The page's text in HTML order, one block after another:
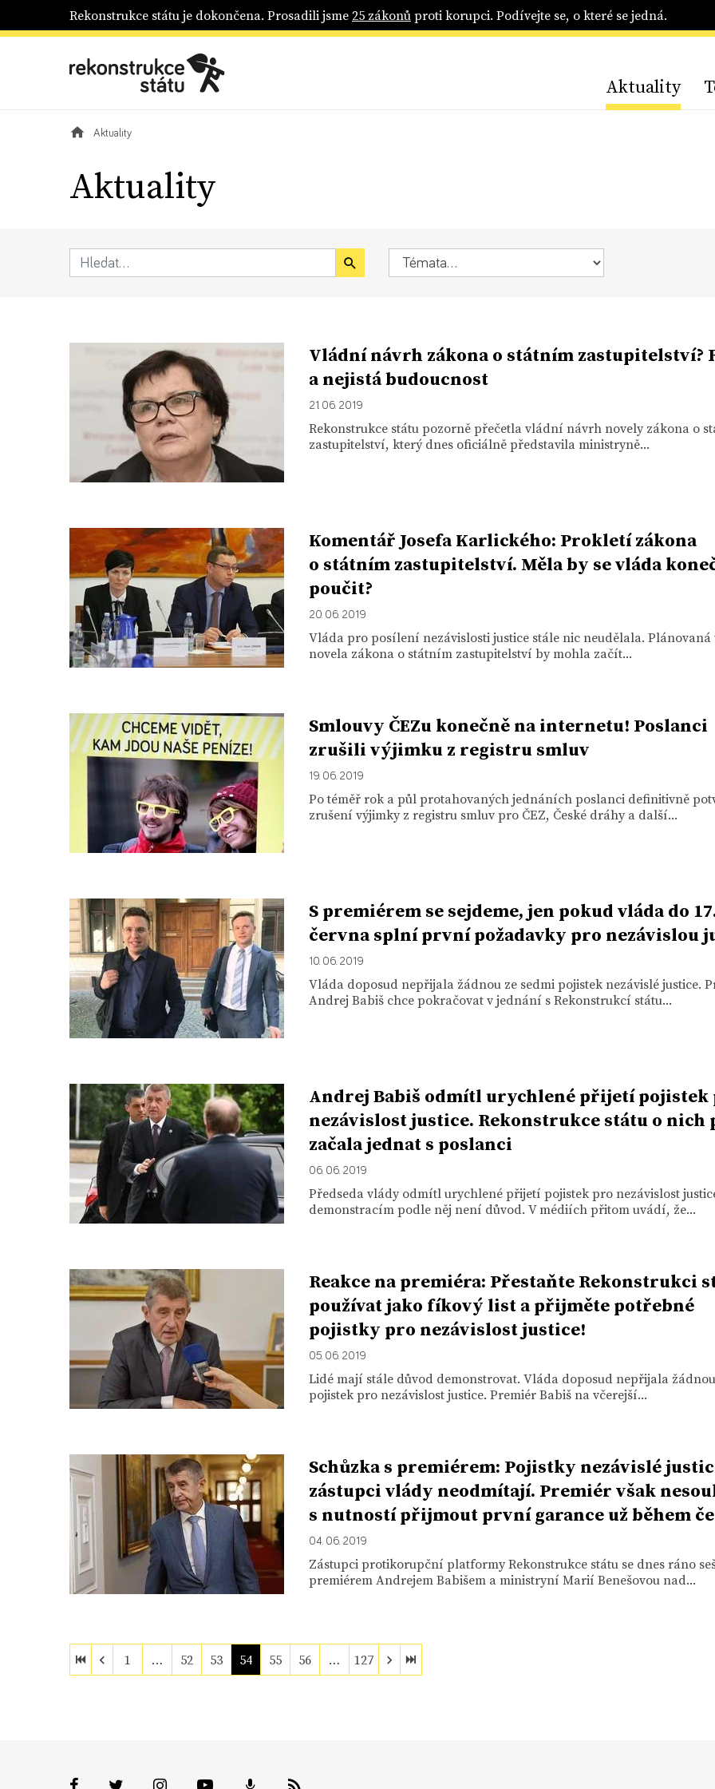
Rekonstrukce státu je dokončena. Prosadili jsme25 zákonůproti korupci. Podívejte se, o které se jedná.
Aktuality
Aktuality
Aktuality
Vládní návrh zákona o státním zastupitelství?
a nejistá budoucnost
21. 06. 2019
Rekonstrukce státu pozorně přečetla vládní návrh novely zákona o
zastupitelství, který dnes oficiálně představila ministryně...
Komentář Josefa Karlického: Prokletí zákona
o státním zastupitelství. Měla by se vláda
poučit?
20. 06. 2019
Vláda pro posílení nezávislosti justice stále nic neudělala.
novela zákona o státním zastupitelství by mohla začít...
Smlouvy ČEZu konečně na internetu! Poslanci
zrušili výjimku z registru smluv
19. 06. 2019
Po téměř rok a půl protahovaných jednáních poslanci definitivně
zrušení výjimky z registru smluv pro ČEZ, České dráhy a další...
S premiérem se sejdeme, jen pokud vláda do
června splní první požadavky pro nezávislou
10. 06. 2019
Vláda doposud nepřijala žádnou ze sedmi pojistek nezávislé justice.
Andrej Babiš chce pokračovat v jednání s Rekonstrukcí státu...
Andrej Babiš odmítl urychlené přijetí pojistek
nezávislost justice. Rekonstrukce státu o nich
začala jednat s poslanci
06. 06. 2019
Předseda vlády odmítl urychlené přijetí pojistek pro nezávislost
demonstracím podle něj není důvod. V médiích přitom uvádí, že...
Reakce na premiéra: Přestaňte Rekonstrukci
používat jako fíkový list a přijměte potřebné
pojistky pro nezávislost justice!
05. 06. 2019
Lidé mají stále důvod demonstrovat. Vláda doposud nepřijala
pojistek pro nezávislost justice. Premiér Babiš na včerejší...
Schůzka s premiérem: Pojistky nezávislé
zástupci vlády neodmítají. Premiér však
s nutností přijmout první garance už během
04. 06. 2019
Zástupci protikorupční platformy Rekonstrukce státu se dnes ráno
premiérem Andrejem Babišem a ministryní Marií Benešovou nad...
1 … 52 53 54 55 56 … 127